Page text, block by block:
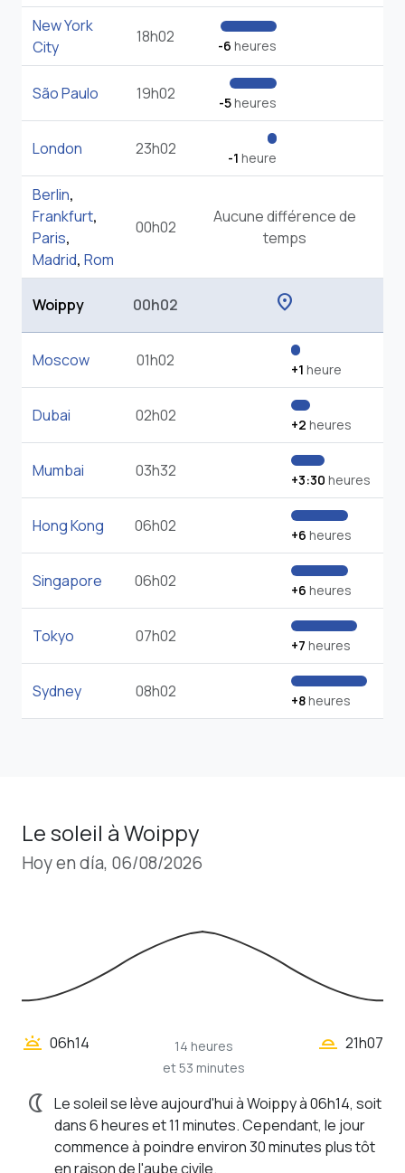
New York
City
18h02 -6 heures
São Paulo 19h02 -5heures
London 23h02 -1 heure
Berlin,
Frankfurt,
Paris,
Madrid, Rom
00h02
Aucune différence de
temps
Woippy 00h02 location_on
Moscow 01h02 +1 heure
Dubai 02h02 +2 heures
Mumbai 03h32 +3:30 heures
Hong Kong 06h02 +6 heures
Singapore 06h02 +6 heures
Tokyo 07h02 +7 heures
Sydney 08h02 +8heures
Le soleil à Woippy
Hoy en día, 06/08/2026
wb_twilight 06h14
14 heures
et 53 minutes
wb_twilight_2 21h07
nightlight Le soleil se lève aujourd'hui à Woippy à 06h14, soit
dans 6 heures et 11 minutes. Cependant, le jour
commence à poindre environ 30 minutes plus tôt
en raison de l'aube civile.